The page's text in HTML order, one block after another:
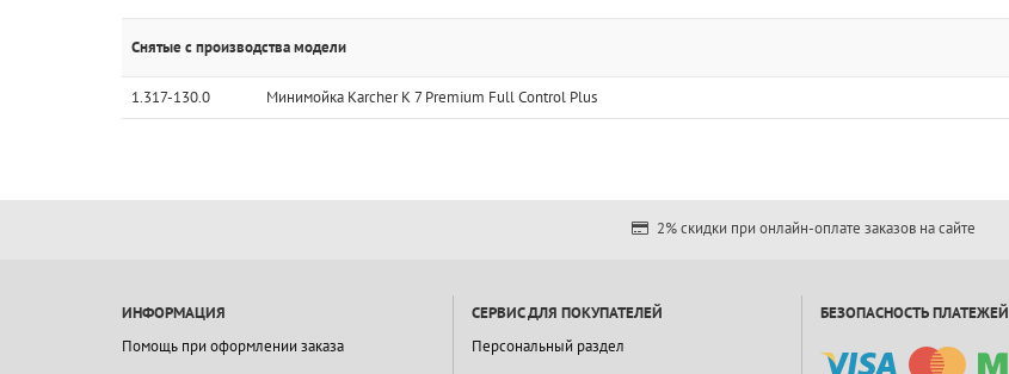
Снятые с производства модели
1.317-130.0 Минимойка Karcher K 7 Premium Full Control Plus
2% скидки при онлайн-оплате заказов на сайте
ИНФОРМАЦИЯ
Помощь при оформлении заказа
СЕРВИС ДЛЯ ПОКУПАТЕЛЕЙ
Персональный раздел
БЕЗОПАСНОСТЬ ПЛАТЕЖЕЙ